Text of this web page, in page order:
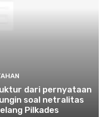
dari pernyataan
soal netralitas
Pilkades